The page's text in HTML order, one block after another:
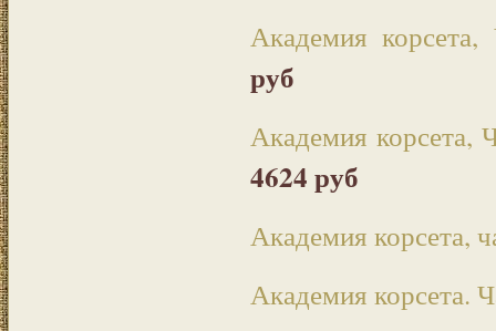
Академия
руб
Академия корсета,
4624 руб
Академия корсета,
Академия корсета.